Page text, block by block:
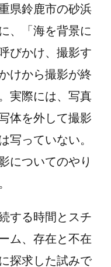
県鈴鹿市の砂浜
、「海を背景に
びかけ、撮影す
けから撮影が終
実際には、写真
体を外して撮影
写っていない。
についてのやり
する時間とスチ
ム、存在と不在
探求した試みで